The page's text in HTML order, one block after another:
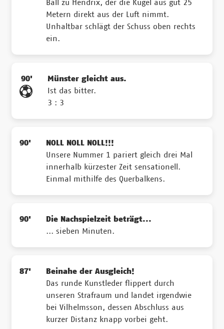
Ball zu Hendrix, der die Kugel aus gut 25
Metern direkt aus der Luft nimmt.
Unhaltbar schlägt der Schuss oben rechts
ein.
90'
Münster gleicht aus.
Ist das bitter.
3 : 3
90'
NOLL NOLL NOLL!!!
Unsere Nummer 1 pariert gleich drei Mal
innerhalb kürzester Zeit sensationell.
Einmal mithilfe des Querbalkens.
90'
Die Nachspielzeit beträgt...
... sieben Minuten.
87'
Beinahe der Ausgleich!
Das runde Kunstleder flippert durch
unseren Strafraum und landet irgendwie
bei Vilhelmsson, dessen Abschluss aus
kurzer Distanz knapp vorbei geht.